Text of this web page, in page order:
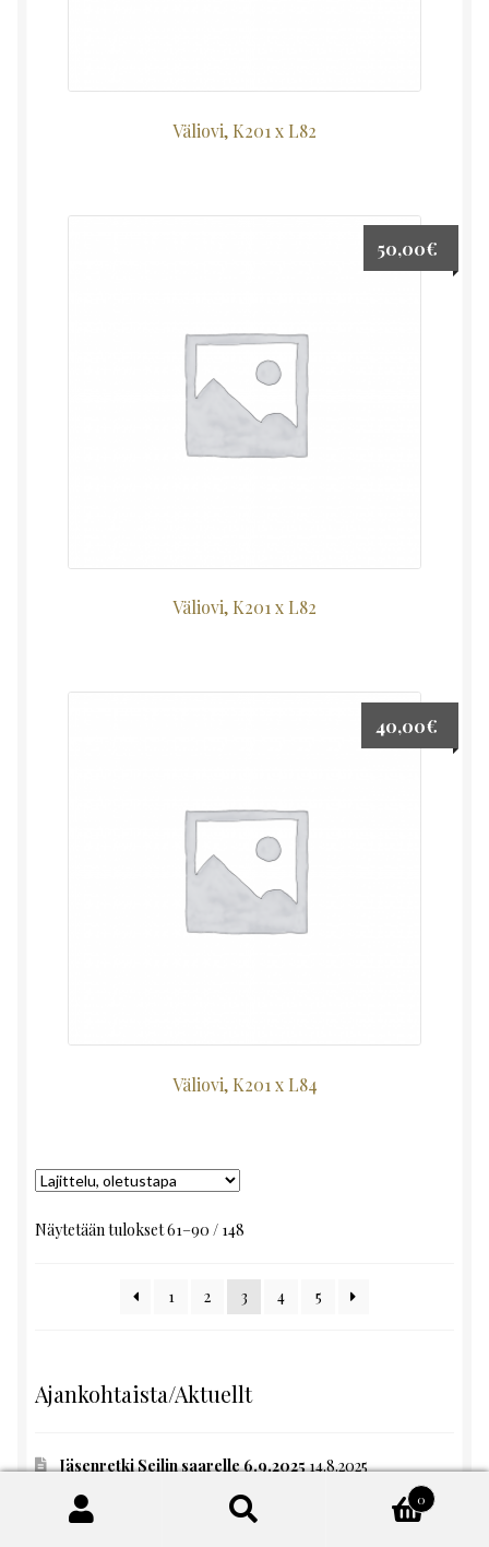
Väliovi, K201 x L82
Väliovi, K201 x L82
50,00€
Väliovi, K201 x L84
40,00€
Näytetään tulokset 61–90 / 148
1 2 3 4 5
Ajankohtaista/Aktuellt
Jäsenretki Seilin saarelle 6.9.202514.8.2025
Tervetuloa Ikkunakorjauskurssille kesäiseen
Turunmaan saaristoon!!
12.5.2025
0